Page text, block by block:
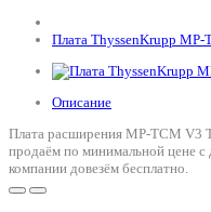
Плата ThyssenKrupp
Описание
Плата расширения MP-TCM V3
продаём по минимальной цене
компании довезём бесплатно.